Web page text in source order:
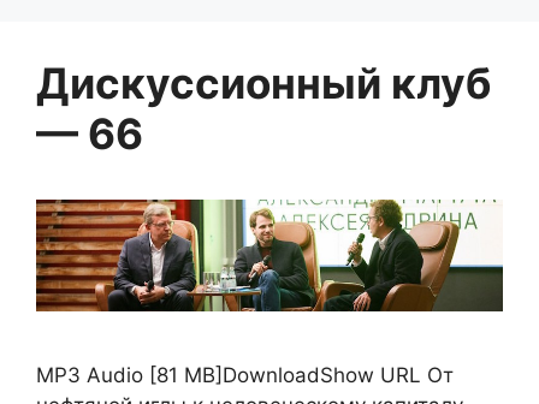
Дискуссионный клуб
— 66
MP3 Audio [81 MB]DownloadShow URL От